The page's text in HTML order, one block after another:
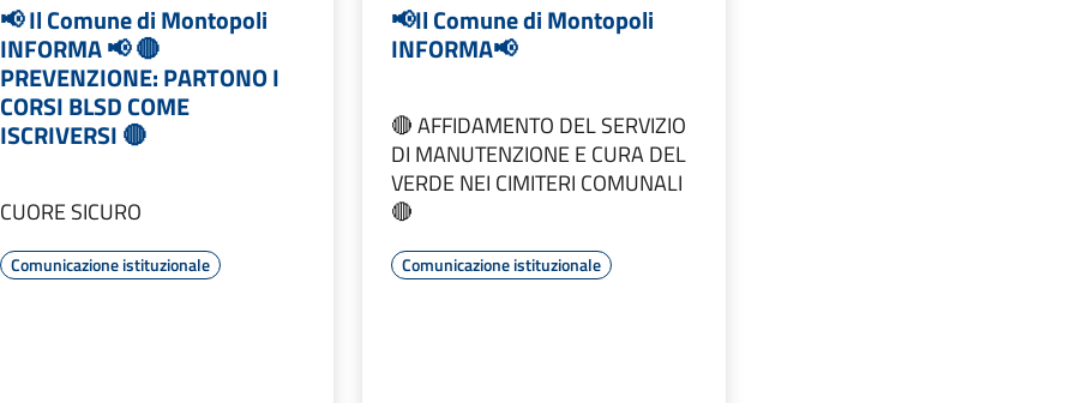
📢 Il Comune di Montopoli
INFORMA 📢 🔴
PREVENZIONE: PARTONO I
CORSI BLSD COME
ISCRIVERSI 🔴
CUORE SICURO
Comunicazione istituzionale
📢Il Comune di Montopoli
INFORMA📢
🔴 AFFIDAMENTO DEL SERVIZIO
DI MANUTENZIONE E CURA DEL
VERDE NEI CIMITERI COMUNALI
🔴
Comunicazione istituzionale